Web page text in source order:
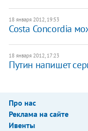
18 января 2012, 19:53
Costa Concordia
18 января 2012, 17:23
Путин напишет
Про нас
Реклама на сайте
Ивенты